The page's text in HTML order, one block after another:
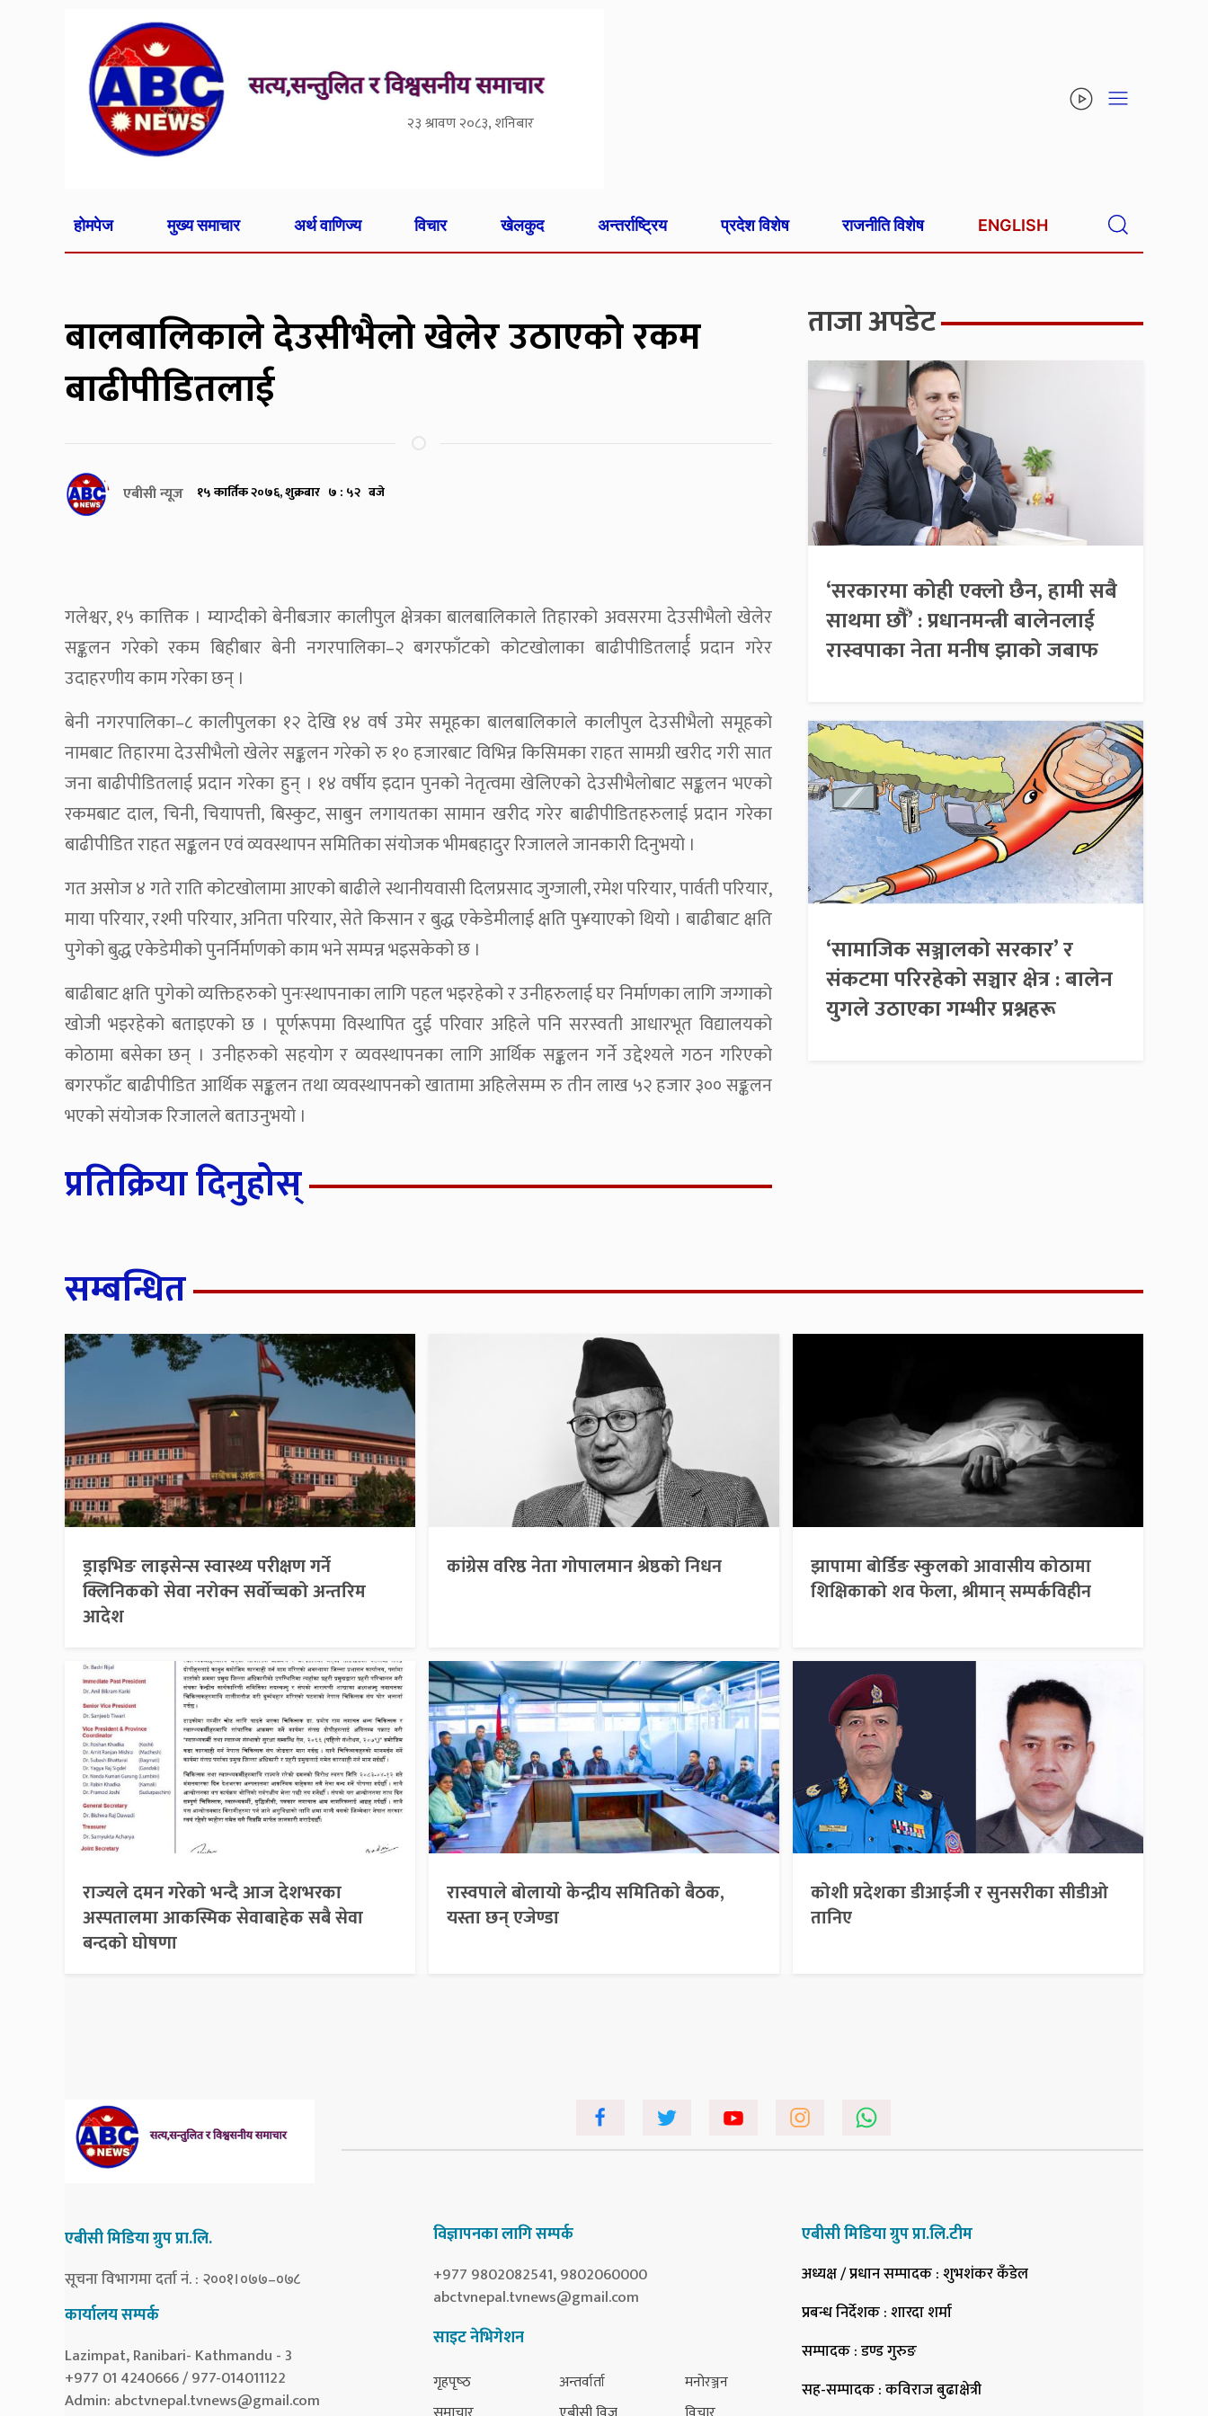
२३ श्रावण २०८३, शनिबार
होमपेज मुख्य समाचार अर्थ वाणिज्य विचार खेलकुद अन्तर्राष्ट्रिय प्रदेश विशेष राजनीति विशेष ENGLISH
बालबालिकाले देउसीभैलो खेलेर उठाएको रकम
बाढीपीडितलाई
एबीसी न्यूज १५ कार्तिक २०७६, शुक्रबार ७ : ५२ बजे
गलेश्वर, १५ कात्तिक । म्याग्दीको बेनीबजार कालीपुल क्षेत्रका बालबालिकाले तिहारको अवसरमा देउसीभैलो खेलेर
सङ्कलन गरेको रकम बिहीबार बेनी नगरपालिका–२ बगरफाँटको कोटखोलाका बाढीपीडितलार्ई प्रदान गरेर
उदाहरणीय काम गरेका छन् ।
बेनी नगरपालिका–८ कालीपुलका १२ देखि १४ वर्ष उमेर समूहका बालबालिकाले कालीपुल देउसीभैलो समूहको
नामबाट तिहारमा देउसीभैलो खेलेर सङ्कलन गरेको रु १० हजारबाट विभिन्न किसिमका राहत सामग्री खरीद गरी सात
जना बाढीपीडितलाई प्रदान गरेका हुन् । १४ वर्षीय इदान पुनको नेतृत्वमा खेलिएको देउसीभैलोबाट सङ्कलन भएको
रकमबाट दाल, चिनी, चियापत्ती, बिस्कुट, साबुन लगायतका सामान खरीद गरेर बाढीपीडितहरुलाई प्रदान गरेका
बाढीपीडित राहत सङ्कलन एवं व्यवस्थापन समितिका संयोजक भीमबहादुर रिजालले जानकारी दिनुभयो ।
गत असोज ४ गते राति कोटखोलामा आएको बाढीले स्थानीयवासी दिलप्रसाद जुग्जाली, रमेश परियार, पार्वती परियार,
माया परियार, रश्मी परियार, अनिता परियार, सेते किसान र बुद्ध एकेडेमीलाई क्षति पु¥याएको थियो । बाढीबाट क्षति
पुगेको बुद्ध एकेडेमीको पुनर्निर्माणको काम भने सम्पन्न भइसकेको छ ।
बाढीबाट क्षति पुगेको व्यक्तिहरुको पुनःस्थापनाका लागि पहल भइरहेको र उनीहरुलाई घर निर्माणका लागि जग्गाको
खोजी भइरहेको बताइएको छ । पूर्णरूपमा विस्थापित दुई परिवार अहिले पनि सरस्वती आधारभूत विद्यालयको
कोठामा बसेका छन् । उनीहरुको सहयोग र व्यवस्थापनका लागि आर्थिक सङ्कलन गर्ने उद्देश्यले गठन गरिएको
बगरफाँट बाढीपीडित आर्थिक सङ्कलन तथा व्यवस्थापनको खातामा अहिलेसम्म रु तीन लाख ५२ हजार ३०० सङ्कलन
भएको संयोजक रिजालले बताउनुभयो ।
प्रतिक्रिया दिनुहोस्
ताजा अपडेट
‘सरकारमा कोही एक्लो छैन, हामी सबै
साथमा छौँ’ : प्रधानमन्त्री बालेनलाई
रास्वपाका नेता मनीष झाको जबाफ
‘सामाजिक सञ्जालको सरकार’ र
संकटमा परिरहेको सञ्चार क्षेत्र : बालेन
युगले उठाएका गम्भीर प्रश्नहरू
सम्बन्धित
ड्राइभिङ लाइसेन्स स्वास्थ्य परीक्षण गर्ने
क्लिनिकको सेवा नरोक्न सर्वोच्चको अन्तरिम
आदेश
कांग्रेस वरिष्ठ नेता गोपालमान श्रेष्ठको निधन
झापामा बोर्डिङ स्कुलको आवासीय कोठामा
शिक्षिकाको शव फेला, श्रीमान् सम्पर्कविहीन
राज्यले दमन गरेको भन्दै आज देशभरका
अस्पतालमा आकस्मिक सेवाबाहेक सबै सेवा
बन्दको घोषणा
रास्वपाले बोलायो केन्द्रीय समितिको बैठक,
यस्ता छन् एजेण्डा
कोशी प्रदेशका डीआईजी र सुनसरीका सीडीओ
तानिए
एबीसी मिडिया ग्रुप प्रा.लि.
सूचना विभागमा दर्ता नं. : २००१।०७७–०७८
कार्यालय सम्पर्क
Lazimpat, Ranibari- Kathmandu - 3
+977 01 4240666 / 977-014011122
Admin: abctvnepal.tvnews@gmail.com
विज्ञापनका लागि सम्पर्क
+977 9802082541, 9802060000
abctvnepal.tvnews@gmail.com
साइट नेभिगेशन
गृहपृष्‍ठ
अन्तर्वार्ता
मनोरञ्जन
एबीसी मिडिया ग्रुप प्रा.लि.टीम
अध्यक्ष / प्रधान सम्पादक: शुभशंकर कँडेल
प्रबन्ध निर्देशक: शारदा शर्मा
सम्पादक: डण्ड गुरुङ
सह-सम्पादक: कविराज बुढाक्षेत्री